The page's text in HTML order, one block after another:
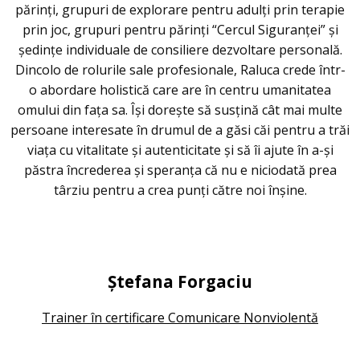
părinți, grupuri de explorare pentru adulți prin terapie
prin joc, grupuri pentru părinți “Cercul Siguranței” și
ședințe individuale de consiliere dezvoltare personală.
Dincolo de rolurile sale profesionale, Raluca crede într-
o abordare holistică care are în centru umanitatea
omului din fața sa. Își dorește să susțină cât mai multe
persoane interesate în drumul de a găsi căi pentru a trăi
viața cu vitalitate și autenticitate și să îi ajute în a-şi
păstra încrederea și speranța că nu e niciodată prea
târziu pentru a crea punți către noi înșine.
Ștefana Forgaciu
Trainer în certificare Comunicare Nonviolentă